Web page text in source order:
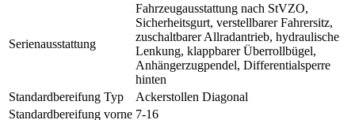
Serienausstattung
Fahrzeugausstattung nach StVZO,
Sicherheitsgurt, verstellbarer Fahrersitz,
zuschaltbarer Allradantrieb, hydraulische
Lenkung, klappbarer Überrollbügel,
Anhängerzugpendel, Differentialsperre
hinten
Standardbereifung Typ
Ackerstollen Diagonal
Standardbereifung vorne 7-16